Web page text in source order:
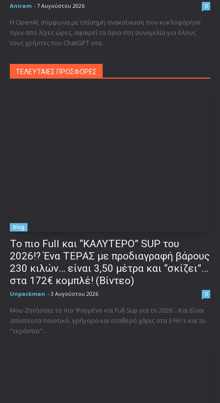
Aniram - 7 Αυγούστου 2026 0
Η OpenAI, σύμφωνα με επίσημη ανακοίνωση που κυκλοφόρησε
πριν από λίγες ώρες, αφαιρεί τα όρια στη συνομιλία για όλους
τους χρήστες του ChatGPT στα...
ΤΕΛΕΥΤΑΙΕΣ ΠΡΟΣΦΟΡΕΣ
Blog
To πιο Full και “ΚΑΛΥΤΕΡΟ” SUP του
2026!? Ένα ΤΕΡΑΣ με προδιαγραφή βάρους
230 κιλών… είναι 3,50 μέτρα και “σκίζει”…
στα 172€ κομπλέ! (Βίντεο)
Unpackman - 3 Αυγούστου 2026 0
Μου Ζητήσατε το πιο Ψαγμένο και Full Sup για το 2026... Και Είναι
απίστευτα ποιοτικό, γρήγορο και σταθερό χάρις στα 3 Fin's και το
"τεράστιο"...